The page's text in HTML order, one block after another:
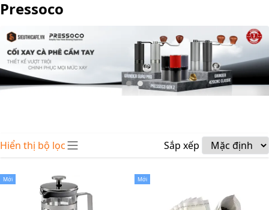
Pressoco
Hiển thị bộ lọc Sắp xếp
Mới Mới